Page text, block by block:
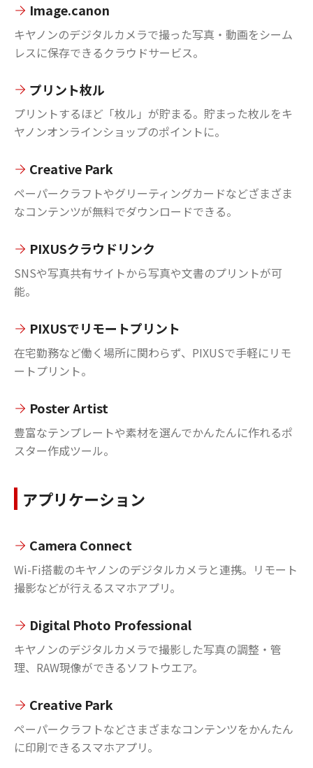
Image.canon
キヤノンのデジタルカメラで撮った写真・動画をシーム
レスに保存できるクラウドサービス。
プリント枚ル
プリントするほど「枚ル」が貯まる。貯まった枚ルをキ
ヤノンオンラインショップのポイントに。
Creative Park
ペーパークラフトやグリーティングカードなどざまざま
なコンテンツが無料でダウンロードできる。
PIXUSクラウドリンク
SNSや写真共有サイトから写真や文書のプリントが可
能。
PIXUSでリモートプリント
在宅勤務など働く場所に関わらず、PIXUSで手軽にリモ
ートプリント。
Poster Artist
豊富なテンプレートや素材を選んでかんたんに作れるポ
スター作成ツール。
アプリケーション
Camera Connect
Wi-Fi搭載のキヤノンのデジタルカメラと連携。リモート
撮影などが行えるスマホアプリ。
Digital Photo Professional
キヤノンのデジタルカメラで撮影した写真の調整・管
理、RAW現像ができるソフトウエア。
Creative Park
ペーパークラフトなどさまざまなコンテンツをかんたん
に印刷できるスマホアプリ。